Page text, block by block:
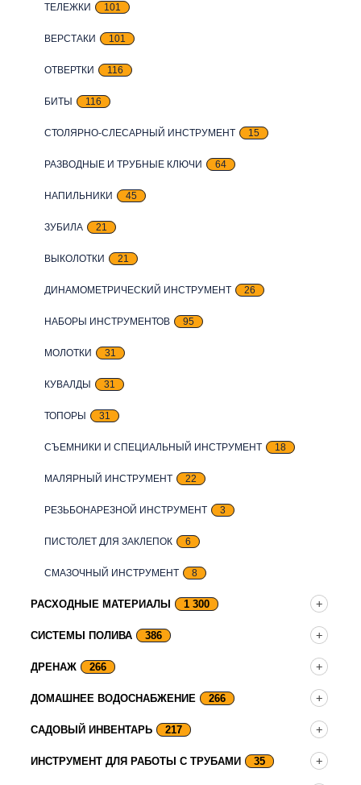
ТЕЛЕЖКИ 101
ВЕРСТАКИ 101
ОТВЕРТКИ 116
БИТЫ 116
СТОЛЯРНО-СЛЕСАРНЫЙ ИНСТРУМЕНТ 15
РАЗВОДНЫЕ И ТРУБНЫЕ КЛЮЧИ 64
НАПИЛЬНИКИ 45
ЗУБИЛА 21
ВЫКОЛОТКИ 21
ДИНАМОМЕТРИЧЕСКИЙ ИНСТРУМЕНТ 26
НАБОРЫ ИНСТРУМЕНТОВ 95
МОЛОТКИ 31
КУВАЛДЫ 31
ТОПОРЫ 31
СЪЕМНИКИ И СПЕЦИАЛЬНЫЙ ИНСТРУМЕНТ 18
МАЛЯРНЫЙ ИНСТРУМЕНТ 22
РЕЗЬБОНАРЕЗНОЙ ИНСТРУМЕНТ 3
ПИСТОЛЕТ ДЛЯ ЗАКЛЕПОК 6
СМАЗОЧНЫЙ ИНСТРУМЕНТ 8
РАСХОДНЫЕ МАТЕРИАЛЫ 1 300
СИСТЕМЫ ПОЛИВА 386
ДРЕНАЖ 266
ДОМАШНЕЕ ВОДОСНАБЖЕНИЕ 266
САДОВЫЙ ИНВЕНТАРЬ 217
ИНСТРУМЕНТ ДЛЯ РАБОТЫ С ТРУБАМИ 35